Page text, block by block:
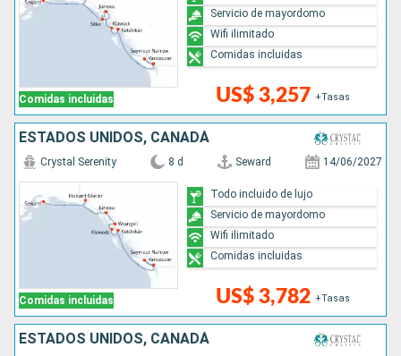
Comidas incluidas US$ 3,257 +Tasas
Servicio de mayordomo
Wifi ilimitado
Comidas incluidas
ESTADOS UNIDOS, CANADÁ
Comidas incluidas
Crystal Serenity 8 d Seward 14/06/2027
US$ 3,782 +Tasas
Todo incluido de lujo
Servicio de mayordomo
Wifi ilimitado
Comidas incluidas
ESTADOS UNIDOS, CANADÁ